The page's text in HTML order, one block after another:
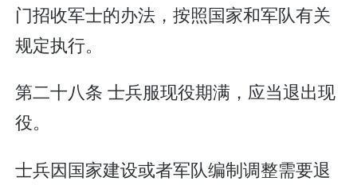
门招收军士的办法，按照国家和军队有关
规定执行。
第二十八条 士兵服现役期满，应当退出现
役。
士兵因国家建设或者军队编制调整需要退